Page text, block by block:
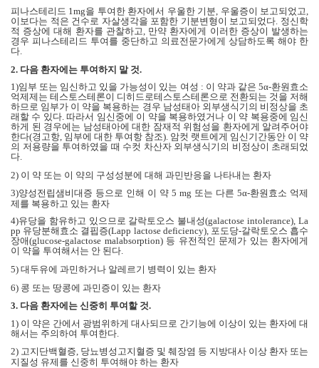
피나스테리드 1mg을 투여한 환자에서 우울한 기분, 우울증이 보고되었고,
이보다는 적은 건수로 자살생각을 포함한 기분변형이 보고되었다. 정신학
적 증상에 대해 환자를 관찰하고, 만약 환자에게 이러한 증상이 발생하는
경우 피나스테리드 투여를 중단하고 의료전문가에게 상담하도록 해야 한
다.
2. 다음 환자에는 투여하지 말 것.
1)임부 또는 임신하고 있을 가능성이 있는 여성 : 이 약과 같은 5α-환원효소
억제제는 테스토스테론이 디히드로테스토스테론으로 전환되는 것을 저해
하므로 임부가 이 약을 복용하는 경우 남성태아 외부생식기의 비정상을 초
래할 수 있다.따라서 임신중에 이 약을 복용하였거나 이 약 복용중에 임신
하게 된 경우에는 남성태아에 대한 잠재적 위험성을 환자에게 알려주어야
한다(경고항, 임부에 대한 투여항 참조). 암컷 랫트에게 임신기간동안 이 약
의 저용량을 투여하였을 때 수컷 차산자 외부생식기의 비정상이 초래되었
다.
2) 이 약 또는 이 약의 구성성분에 대해 과민반응을 나타내는 환자
3)양성전립샘비대증 등으로 인해 이 약 5 mg 또는 다른 5α-환원효소 억제
제를 복용하고 있는 환자
4)유당을 함유하고 있으므로 갈락토오스 불내성(galactose intolerance), La
pp 유당분해효소 결핍증(Lapp lactose deficiency), 포도당-갈락토오스 흡수
장애(glucose-galactose malabsorption) 등 유전적인 문제가 있는 환자에게
이 약을 투여해서는 안 된다.
5) 대두유에 과민하거나 알레르기 병력이 있는 환자
6) 콩 또는 땅콩에 과민증이 있는 환자
3. 다음 환자에는 신중히 투여할 것.
1) 이 약은 간에서 광범위하게 대사되므로 간기능에 이상이 있는 환자에 대
해서는 주의하여 투여한다.
2) 고지단백혈증 당뇨병성고지혈증 및 췌장염 등 지방대사 이상 환자 또는
지질성 유제를 신중히 투여해야 하는 환자